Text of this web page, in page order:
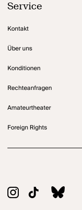
Service
Kontakt
Über uns
Konditionen
Rechteanfragen
Amateurtheater
Foreign Rights